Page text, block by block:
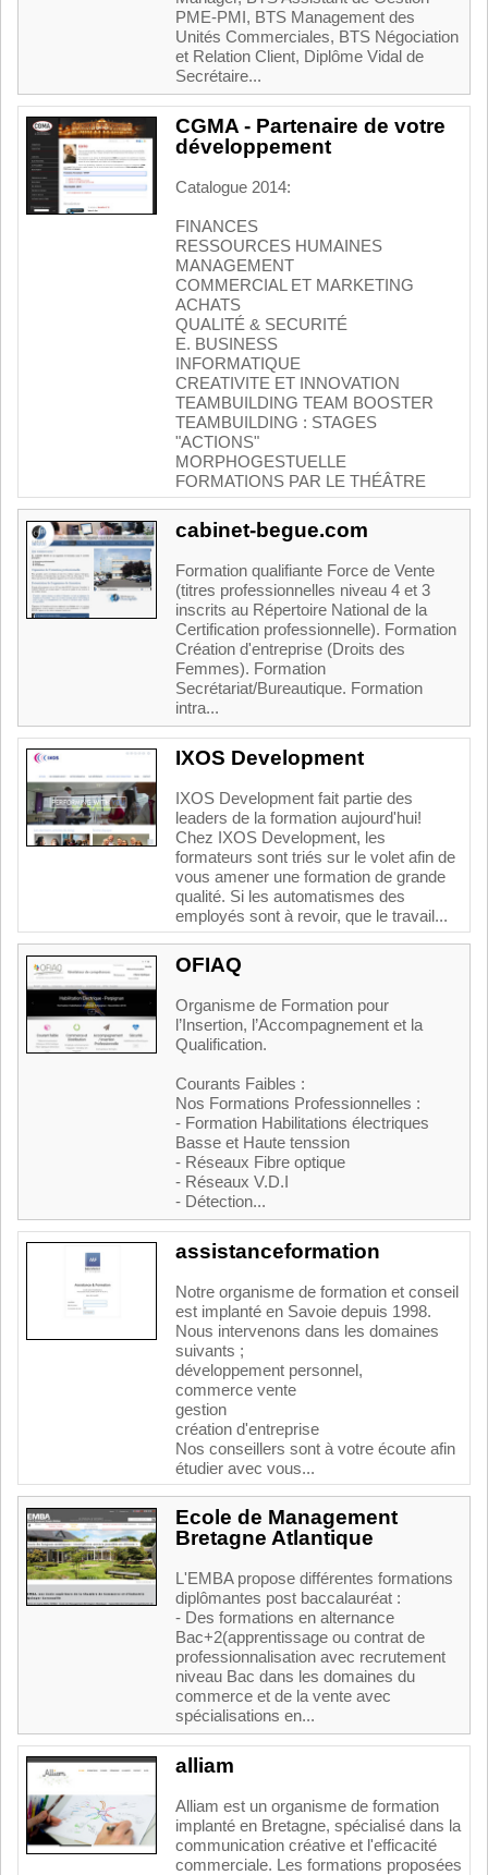
PME-PMI, BTS Management des
Unités Commerciales, BTS Négociation
et Relation Client, Diplôme Vidal de
Secrétaire...
CGMA - Partenaire de votre
développement
Catalogue 2014:
FINANCES
RESSOURCES HUMAINES
MANAGEMENT
COMMERCIAL ET MARKETING
ACHATS
QUALITÉ & SECURITÉ
E. BUSINESS
INFORMATIQUE
CREATIVITE ET INNOVATION
TEAMBUILDING TEAM BOOSTER
TEAMBUILDING : STAGES
"ACTIONS"
MORPHOGESTUELLE
FORMATIONS PAR LE THÉÂTRE
cabinet-begue.com
Formation qualifiante Force de Vente
(titres professionnelles niveau 4 et 3
inscrits au Répertoire National de la
Certification professionnelle). Formation
Création d'entreprise (Droits des
Femmes). Formation
Secrétariat/Bureautique. Formation
intra...
IXOS Development
IXOS Development fait partie des
leaders de la formation aujourd'hui!
Chez IXOS Development, les
formateurs sont triés sur le volet afin de
vous amener une formation de grande
qualité. Si les automatismes des
employés sont à revoir, que le travail...
OFIAQ
Organisme de Formation pour
l’Insertion, l’Accompagnement et la
Qualification.
Courants Faibles :
Nos Formations Professionnelles :
- Formation Habilitations électriques
Basse et Haute tenssion
- Réseaux Fibre optique
- Réseaux V.D.I
- Détection...
assistanceformation
Notre organisme de formation et conseil
est implanté en Savoie depuis 1998.
Nous intervenons dans les domaines
suivants ;
développement personnel,
commerce vente
gestion
création d'entreprise
Nos conseillers sont à votre écoute afin
étudier avec vous...
Ecole de Management
Bretagne Atlantique
L'EMBA propose différentes formations
diplômantes post baccalauréat :
- Des formations en alternance
Bac+2(apprentissage ou contrat de
professionnalisation avec recrutement
niveau Bac dans les domaines du
commerce et de la vente avec
spécialisations en...
alliam
Alliam est un organisme de formation
implanté en Bretagne, spécialisé dans la
communication créative et l'efficacité
commerciale. Les formations proposées